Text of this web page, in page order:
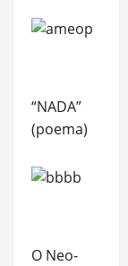
“NADA”
(poema)
O Neo-